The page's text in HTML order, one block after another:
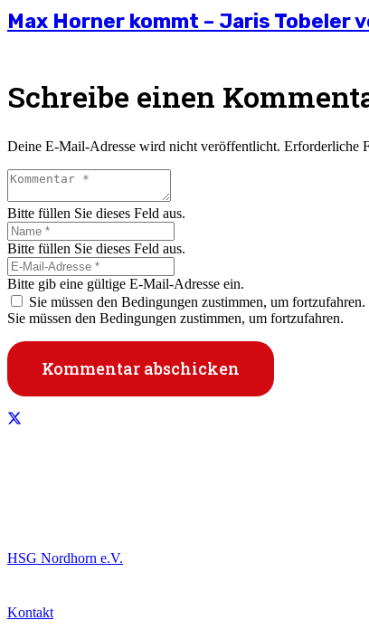
Weitere News
Stellungnahme zur aktuellen
Saisonvorbereitung 2026/27
Björn Zintel geht – Emiel Hoogland
Mathis Berger übernimmt Social
Max Horner kommt – Jaris Tobeler
Schreibe einen
Deine E-Mail-Adresse wird nicht veröffentlicht. Erforderliche
Bitte füllen Sie dieses Feld aus.
Bitte füllen Sie dieses Feld aus.
Bitte gib eine gültige E-Mail-Adresse ein.
Sie müssen den Bedingungen zustimmen, um fortzufahren.
Sie müssen den Bedingungen zustimmen, um fortzufahren.
Kommentar abschicken
HSG Nordhorn e.V.
Kontakt